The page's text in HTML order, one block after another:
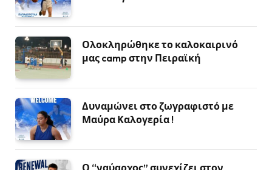
Ολοκληρώθηκε το καλοκαιρινό
μας camp στην Πειραϊκή
Δυναμώνει στο ζωγραφιστό με
Μαύρα Καλογερία !